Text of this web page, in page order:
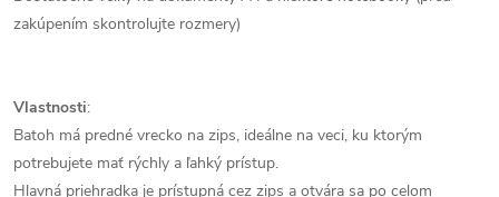
zakúpením skontrolujte rozmery)
Vlastnosti:
Batoh má predné vrecko na zips, ideálne na veci, ku ktorým
potrebujete mať rýchly a ľahký prístup.
Hlavná priehradka je prístupná cez zips a otvára sa po celom